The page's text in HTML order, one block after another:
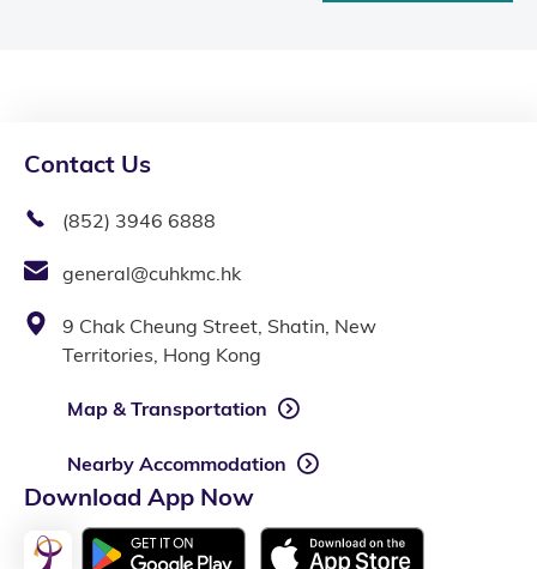
Contact Us
(852) 3946 6888
general@cuhkmc.hk
9 Chak Cheung Street, Shatin, New
Territories, Hong Kong
Map & Transportation
Nearby Accommodation
Download App Now